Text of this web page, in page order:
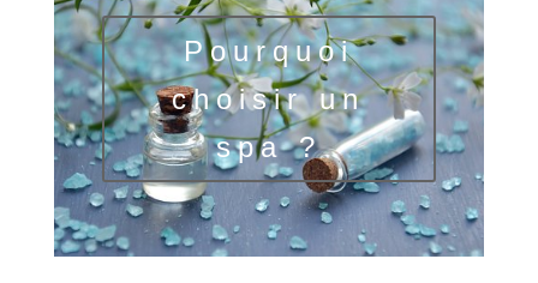
Pourquoi
choisir un
spa ?